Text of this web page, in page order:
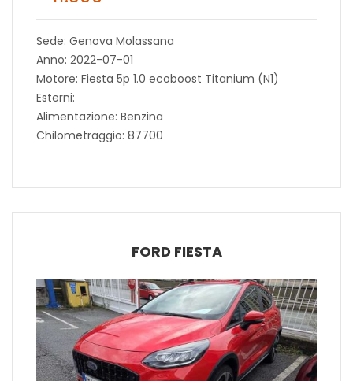
Sede: Genova Molassana
Anno: 2022-07-01
Motore: Fiesta 5p 1.0 ecoboost Titanium (N1)
Esterni:
Alimentazione: Benzina
Chilometraggio: 87700
FORD FIESTA